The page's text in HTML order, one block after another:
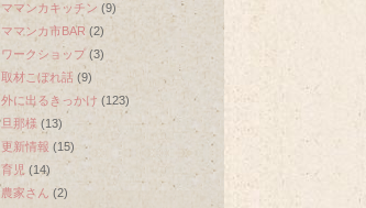
ママンカキッチン (9)
ママンカ市BAR (2)
ワークショップ (3)
取材こぼれ話 (9)
外に出るきっかけ (123)
旦那様 (13)
更新情報 (15)
育児 (14)
農家さん (2)